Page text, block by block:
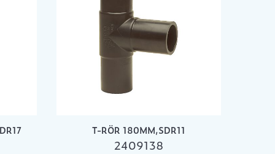
T-RÖR 180MM,SDR11
2409138